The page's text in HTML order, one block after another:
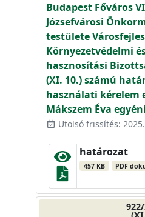
Budapest Főváros
Józsefvárosi
testülete
Környezetvédelmi
hasznosítási
(XI. 10.) számú
használati kérelem
Mákszem Éva
event_available Utolsó frissítés:
határozat
457 KB PDF